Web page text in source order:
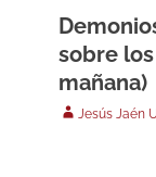
sobre
mañana)
AuthorJesús Jaén